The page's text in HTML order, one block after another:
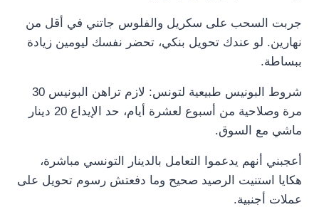
جربت السحب على سكريل والفلوس جاتني في أقل من
نهارين. لو عندك تحويل بنكي، تحضر نفسك ليومين زيادة
ببساطة.
شروط البونيس طبيعية لتونس: لازم تراهن البونيس 30
مرة وصلاحية من أسبوع لعشرة أيام، حد الإيداع 20 دينار
ماشي مع السوق.
أعجبني أنهم يدعموا التعامل بالدينار التونسي مباشرة،
هكايا استنيت الرصيد صحيح وما دفعتش رسوم تحويل على
عملات أجنبية.